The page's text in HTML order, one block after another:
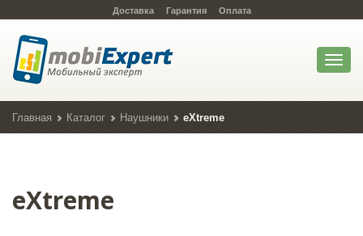
Доставка Гарантия Оплата
Toggle
Главная Каталог Наушники eXtreme
eXtreme